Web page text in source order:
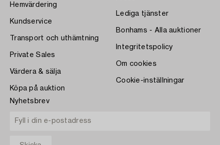
Hemvärdering
Kundservice
Transport och uthämtning
Private Sales
Värdera & sälja
Köpa på auktion
Lediga tjänster
Bonhams - Alla auktioner
Integritetspolicy
Om cookies
Cookie-inställningar
Nyhetsbrev